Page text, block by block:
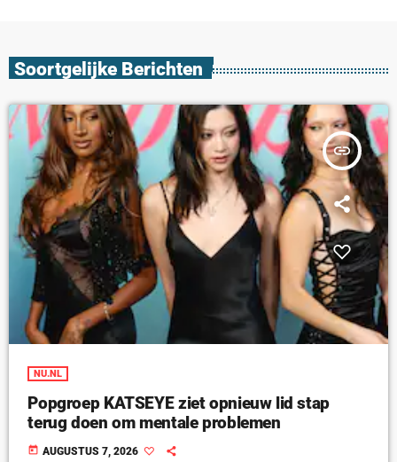
Soortgelijke Berichten
insert_link
NU.NL
Popgroep KATSEYE ziet opnieuw lid stap
terug doen om mentale problemen
today AUGUSTUS 7, 2026